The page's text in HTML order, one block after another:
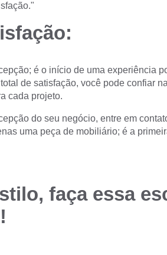
é o início de uma experiência
de satisfação, você pode confiar
cada projeto.
do seu negócio, entre em
uma peça de mobiliário; é a
faça essa